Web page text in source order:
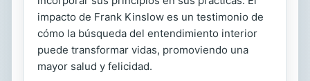
impacto de Frank Kinslow es un testimonio de
cómo la búsqueda del entendimiento interior
puede transformar vidas, promoviendo una
mayor salud y felicidad.